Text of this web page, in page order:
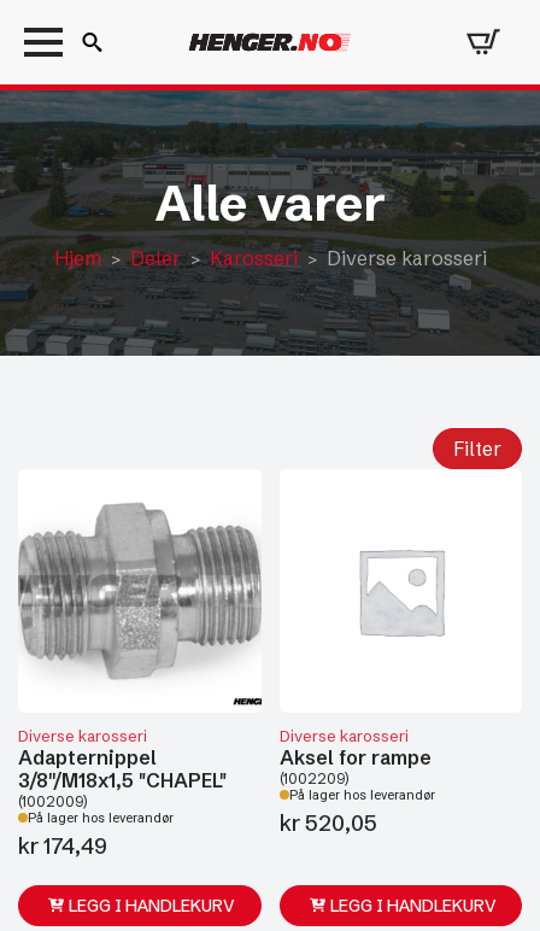
Search
for:
Alle varer
Hjem Deler Karosseri Diverse karosseri
Filter
Diverse karosseri
Adapternippel
3/8''/M18x1,5 "CHAPEL"
(1002009)
På lager hos leverandør
kr174,49
LEGG I HANDLEKURV
Diverse karosseri
Aksel for rampe
(1002209)
På lager hos leverandør
kr520,05
LEGG I HANDLEKURV